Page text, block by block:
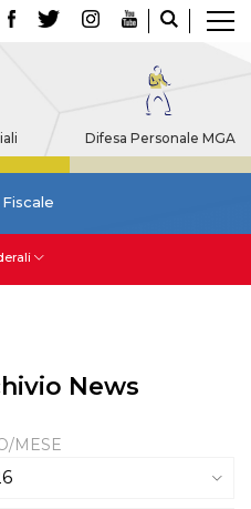
Difesa Personale MGA
News
MESE